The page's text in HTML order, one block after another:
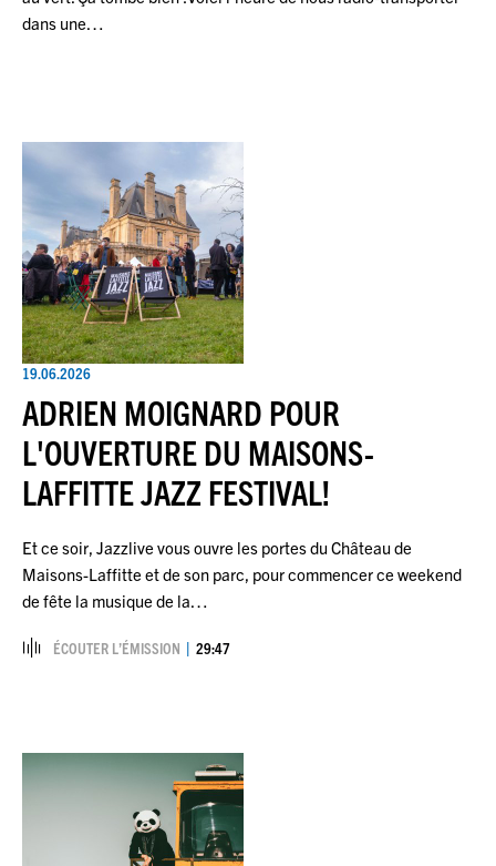
dans une…
19.06.2026
ADRIEN MOIGNARD POUR
L'OUVERTURE DU MAISONS-
LAFFITTE JAZZ FESTIVAL!
Et ce soir, Jazzlive vous ouvre les portes du Château de
Maisons-Laffitte et de son parc, pour commencer ce weekend
de fête la musique de la…
ÉCOUTER L’ÉMISSION 29:47